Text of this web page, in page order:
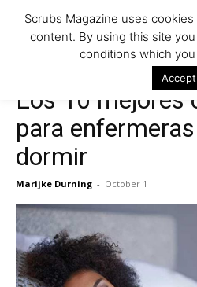
Los 10 mejores
para
dormir
Marijke Durning - October 1
Scrubs Magazine uses
content. By using this site
conditions which
Accept